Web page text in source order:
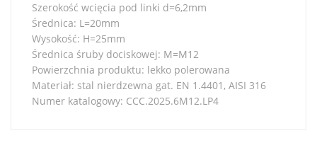
Szerokość wcięcia pod linki d=6,2mm
Średnica: L=20mm
Wysokość: H=25mm
Średnica śruby dociskowej: M=M12
Powierzchnia produktu: lekko polerowana
Materiał: stal nierdzewna gat. EN 1.4401, AISI 316
Numer katalogowy: CCC.2025.6M12.LP4